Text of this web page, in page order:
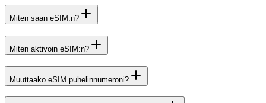
Miten saan eSIM:n?
Miten aktivoin eSIM:n?
Muuttaako eSIM puhelinnumeroni?